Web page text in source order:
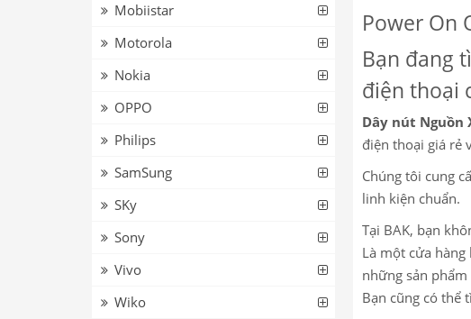
Power On
Bạn đang
điện thoại
Dây nút Nguồn
điện thoại giá rẻ
Chúng tôi cung
linh kiện chuẩn.
Tại BAK, bạn
Là một cửa
những sản
Bạn cũng có thể
Mobiistar
Motorola
Nokia
OPPO
Philips
SamSung
SKy
Sony
Vivo
Wiko